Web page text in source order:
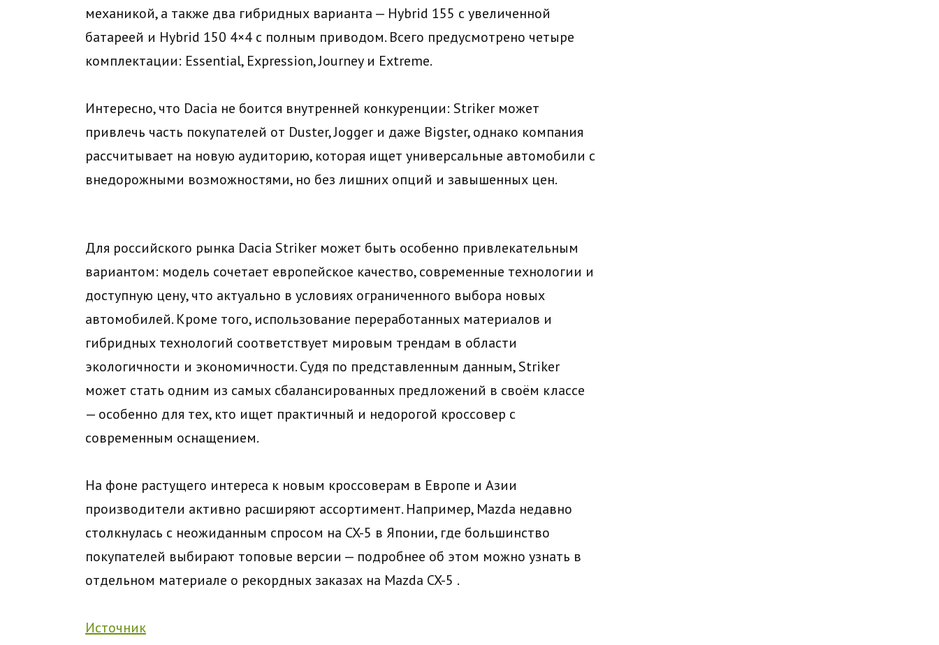
механикой, а также два гибридных варианта — Hybrid 155 с увеличенной
батареей и Hybrid 150 4×4 с полным приводом. Всего предусмотрено четыре
комплектации: Essential, Expression, Journey и Extreme.
Интересно, что Dacia не боится внутренней конкуренции: Striker может
привлечь часть покупателей от Duster, Jogger и даже Bigster, однако компания
рассчитывает на новую аудиторию, которая ищет универсальные автомобили с
внедорожными возможностями, но без лишних опций и завышенных цен.
Для российского рынка Dacia Striker может быть особенно привлекательным
вариантом: модель сочетает европейское качество, современные технологии и
доступную цену, что актуально в условиях ограниченного выбора новых
автомобилей. Кроме того, использование переработанных материалов и
гибридных технологий соответствует мировым трендам в области
экологичности и экономичности. Судя по представленным данным, Striker
может стать одним из самых сбалансированных предложений в своём классе
— особенно для тех, кто ищет практичный и недорогой кроссовер с
современным оснащением.
На фоне растущего интереса к новым кроссоверам в Европе и Азии
производители активно расширяют ассортимент. Например, Mazda недавно
столкнулась с неожиданным спросом на CX-5 в Японии, где большинство
покупателей выбирают топовые версии — подробнее об этом можно узнать в
отдельном материале о рекордных заказах на Mazda CX-5 .
Источник